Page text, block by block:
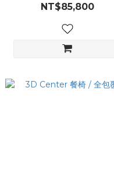
NT$85,800